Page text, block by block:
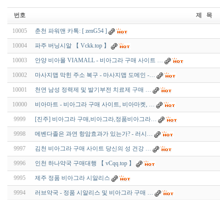
번호 제 목
10005 춘천 파워맨 카톡: [ zenG54 ]
10004 파주 버닝시알 【 Vckk.top 】
10003 안양 비아몰 VIAMALL - 비아그라 구매 사이트 …
10002 마사지맵 막힌 주소 복구 - 마사지맵 도메인 -…
10001 천연 남성 정력제 및 발기부전 치료제 구매 …
10000 비아마트 - 비아그라 구매 사이트, 비아마켓, …
9999 [진주] 비아그라 구매,비아그라,정품비아그라…
9998 메벤다졸은 과연 항암효과가 있는가? - 러시…
9997 김천 비아그라 구매 사이트 당신의 성 건강 …
9996 인천 하나약국 구매대행 【 vCqq.top 】
9995 제주 정품 비아그라 시알리스
9994 러브약국 - 정품 시알리스 및 비아그라 구매 …